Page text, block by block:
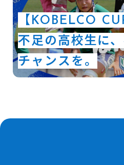
【KOBELCO
不足の高校生に
チャンスを。